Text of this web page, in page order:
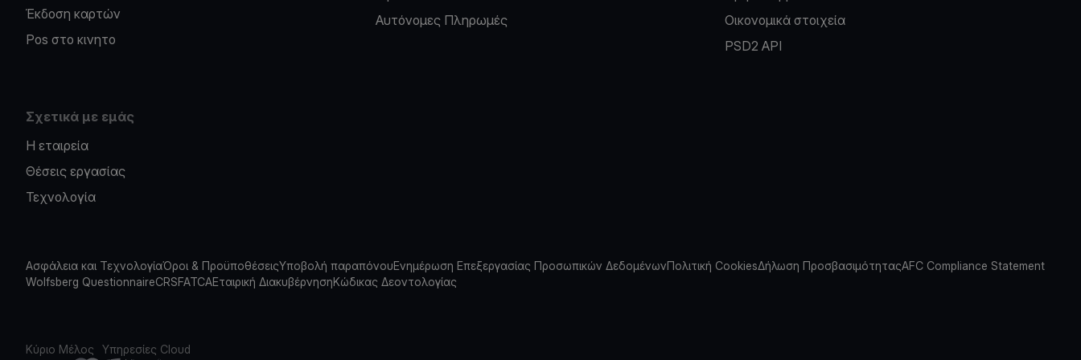
Έκδοση καρτών
Pos στο κινητο
Αυτόνομες Πληρωμές
Οικονομικά στοιχεία
PSD2 API
Σχετικά με εμάς
Η εταιρεία
Θέσεις εργασίας
Τεχνολογία
Ασφάλεια και ΤεχνολογίαΌροι & ΠροϋποθέσειςΥποβολή παραπόνουΕνημέρωση Επεξεργασίας Προσωπικών ΔεδομένωνΠολιτική CookiesΔήλωση ΠροσβασιμότηταςAFC Compliance Statement
Wolfsberg QuestionnaireCRSFATCAΕταιρική ΔιακυβέρνησηΚώδικας Δεοντολογίας
Κύριο Μέλος Υπηρεσίες Cloud